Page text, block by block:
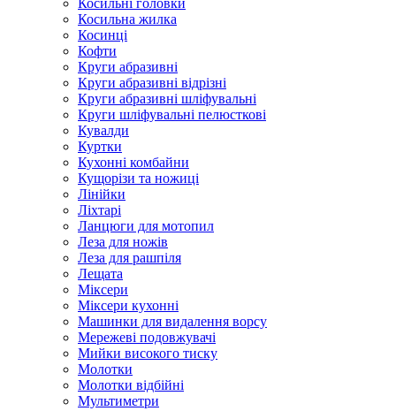
Косильні головки
Косильна жилка
Косинці
Кофти
Круги абразивні
Круги абразивні відрізні
Круги абразивні шліфувальні
Круги шліфувальні пелюсткові
Кувалди
Куртки
Кухонні комбайни
Кущорізи та ножиці
Лінійки
Ліхтарі
Ланцюги для мотопил
Леза для ножів
Леза для рашпіля
Лещата
Міксери
Міксери кухонні
Машинки для видалення ворсу
Мережеві подовжувачі
Мийки високого тиску
Молотки
Молотки відбійні
Мультиметри